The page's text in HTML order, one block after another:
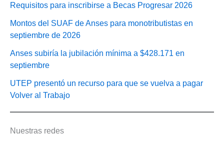
Requisitos para inscribirse a Becas Progresar 2026
Montos del SUAF de Anses para monotributistas en
septiembre de 2026
Anses subiría la jubilación mínima a $428.171 en
septiembre
UTEP presentó un recurso para que se vuelva a pagar
Volver al Trabajo
Nuestras redes